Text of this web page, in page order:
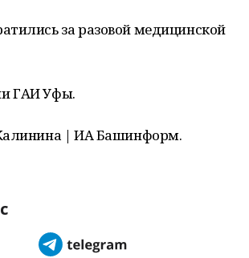
за разовой медицинской
ГАИ Уфы.
| ИА Башинформ.